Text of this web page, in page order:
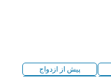
پیش از ازدواج